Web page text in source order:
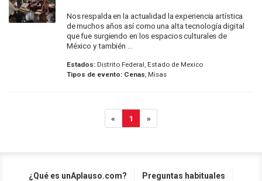
Nos respalda en la actualidad la experiencia artística
de muchos años así como una alta tecnología digital
que fue surgiendo en los espacios culturales de
México y también ...
Estados:Distrito Federal, Estado de Mexico
Tipos de evento: Cenas, Misas
« 1 »
¿Qué es unAplauso.com?
Preguntas habituales